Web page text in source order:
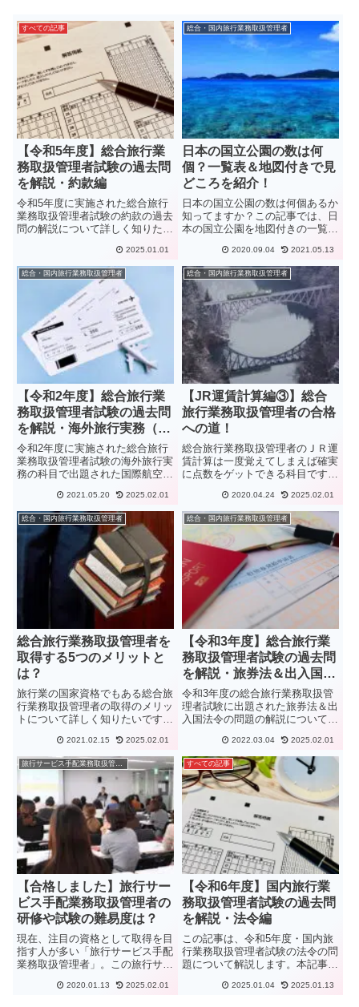
すべての記事
【令和5年度】総合旅行業
務取扱管理者試験の過去問
を解説・約款編
令和5年度に実施された総合旅行
業務取扱管理者試験の約款の過去
問の解説について詳しく知りたい
の受験予定の人は約款の過去問対
策が合格に向けての近道となりま
す！科目免除の受験生も含めて約
款対策しましょう！
2025.01.01
総合・国内旅行業務取扱管理者
日本の国立公園の数は何
個？一覧表＆地図付きで見
どころを紹介！
日本の国立公園の数は何個あるか
知ってますか？この記事では、日
本の国立公園を地図付きの一覧表
見所や観光地を紹介します。こん
なところに国立公園があったんだ
という気付きができる記事となっ
ています。
2020.09.04 2021.05.13
総合・国内旅行業務取扱管理者
【令和2年度】総合旅行業
務取扱管理者試験の過去問
を解説・海外旅行実務（国
際航空運賃）編
令和2年度に実施された総合旅行
業務取扱管理者試験の海外旅行実
務の科目で出題された国際航空運
知りたいですか？この記事では、
総合旅行業務取扱管理者試験の過
去問の解説を実際に合格した著者
が解説しています！
2021.05.20 2025.02.01
総合・国内旅行業務取扱管理者
【JR運賃計算編③】総合
旅行業務取扱管理者の合格
への道！
総合旅行業務取扱管理者のＪＲ運
賃計算は一度覚えてしまえば確実
に点数をゲットできる科目です！
賃に関する基本計算や境界駅に関
する情報を紹介しています。JR
運賃計算は複雑ですが、1つ1つ
基本を覚えたら、難なく計算する
ことができます。
2020.04.24 2025.02.01
総合・国内旅行業務取扱管理者
総合旅行業務取扱管理者を
取得する5つのメリットと
は？
旅行業の国家資格でもある総合旅
行業務取扱管理者の取得のメリッ
トについて詳しく知りたいです
取扱管理者の資格を取得する5つ
のメリットについて詳しく解説し
ています。
2021.02.15 2025.02.01
総合・国内旅行業務取扱管理者
【令和3年度】総合旅行業
務取扱管理者試験の過去問
を解説・旅券法＆出入国法
令編
令和3年度の総合旅行業務取扱管
理者試験に出題された旅券法＆出
入国法令の問題の解説について詳
は、総合旅行業務取扱管理者試験
を全科目受験で一発合格した経験
からわかりやすいように解説して
います。受験勉強している人は必
見です！
2022.03.04 2025.02.01
【合格しました】旅行サー
ビス手配業務取扱管理者の
研修や試験の難易度は？
現在、注目の資格として取得を目
指す人が多い「旅行サービス手配
業務取扱管理者」。この旅行サー
持っていると、ランドオペレータ
2020.01.13 2025.02.01
すべての記事
【令和6年度】国内旅行業
務取扱管理者試験の過去問
を解説・法令編
この記事は、令和5年度・国内旅
行業務取扱管理者試験の法令の問
題について解説します。本記事の
内旅行業務取扱管理者試験の問題
2025.01.04 2025.01.13